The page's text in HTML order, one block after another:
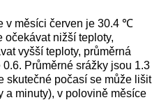
v měsíci červen je 30.4 ℃
nižší teploty,
vyšší teploty, průměrná
Průměrné srážky jsou 1.3
skutečné počasí se může lišit
a minuty), v polovině měsíce